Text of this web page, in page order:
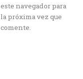
este navegador para
la próxima vez que
comente.